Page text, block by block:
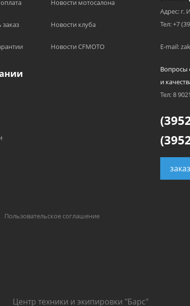
заказ
Новости мотосалона
Новости клуба
Новости CFMOTO
Пользовательское соглашение
Адрес: г.
Тел: +7
E-mail:
Вопросы
и
Тел: 8
Центр техники и экипировки "Барс"